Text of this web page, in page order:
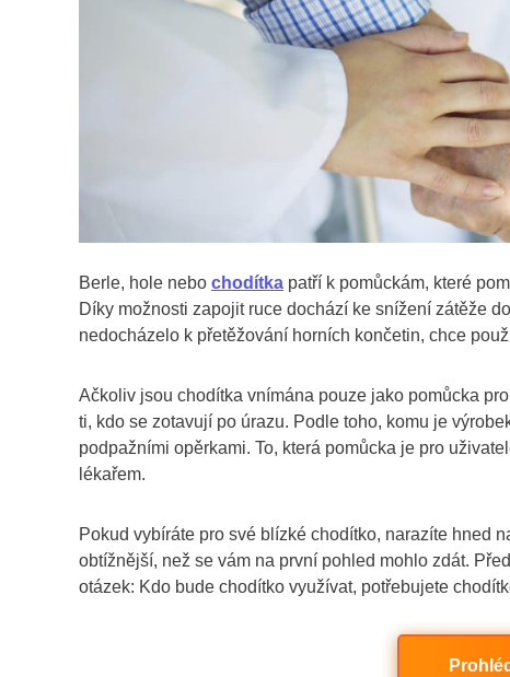
Berle, hole nebo chodítka patří k pomůckám, které
Díky možnosti zapojit ruce dochází ke snížení zátěže
nedocházelo k přetěžování horních končetin, chce
Ačkoliv jsou chodítka vnímána pouze jako pomůcka
ti, kdo se zotavují po úrazu. Podle toho, komu je
podpažními opěrkami. To, která pomůcka je pro
lékařem.
Pokud vybíráte pro své blízké chodítko, narazíte hned
obtížnější, než se vám na první pohled mohlo zdát.
otázek: Kdo bude chodítko využívat, potřebujete